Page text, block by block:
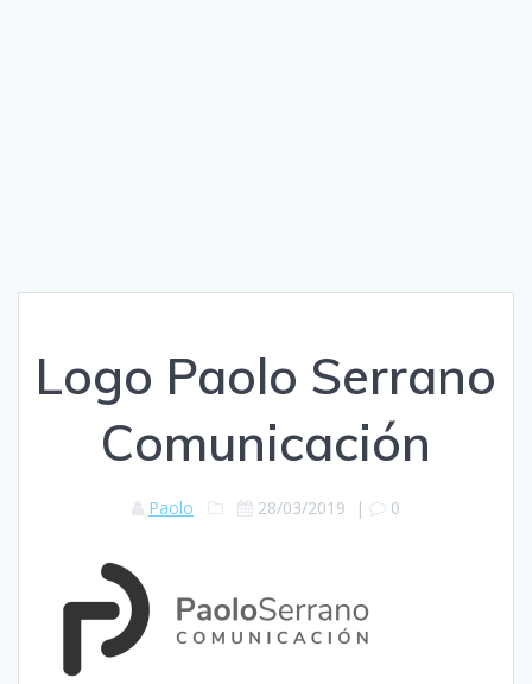
Logo Paolo Serrano
Comunicación
Paolo 28/03/2019 | 0